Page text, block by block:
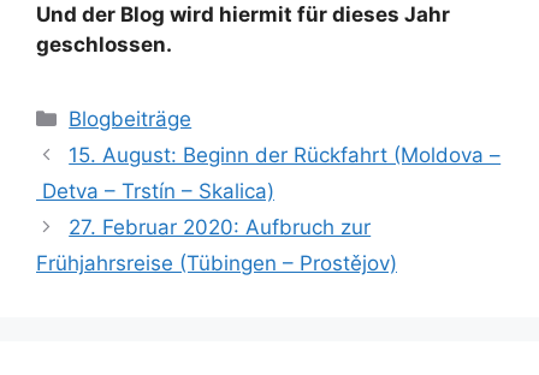
Und der Blog wird hiermit für dieses Jahr
geschlossen.
Kategorien
Blogbeiträge
15. August: Beginn der Rückfahrt (Moldova –
Detva – Trstín – Skalica)
27. Februar 2020: Aufbruch zur
Frühjahrsreise (Tübingen – Prostějov)